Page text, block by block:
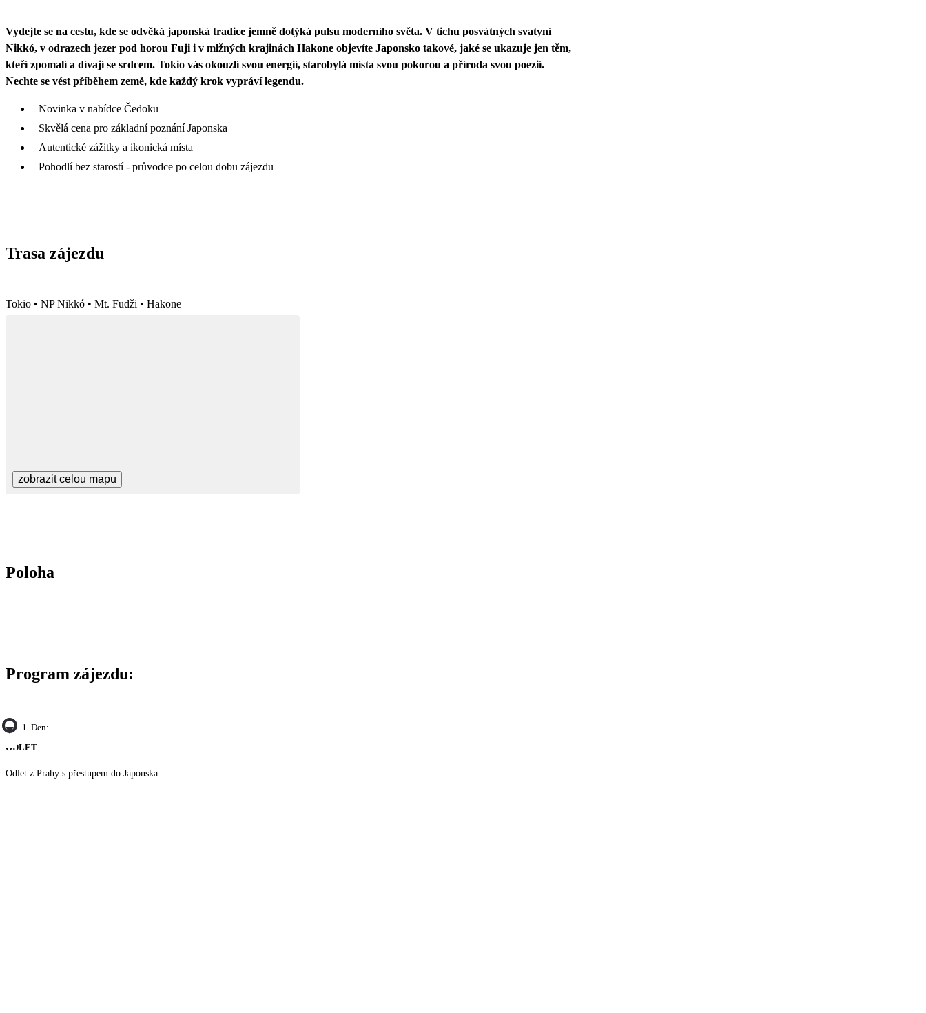
Vydejte se na cestu, kde se odvěká japonská tradice jemně dotýká pulsu moderního světa. V tichu posvátných svatyní
Nikkó, v odrazech jezer pod horou Fuji i v mlžných krajinách Hakone objevíte Japonsko takové, jaké se ukazuje jen těm,
kteří zpomalí a dívají se srdcem. Tokio vás okouzlí svou energií, starobylá místa svou pokorou a příroda svou poezií.
Nechte se vést příběhem země, kde každý krok vypráví legendu.
Novinka v nabídce Čedoku
Skvělá cena pro základní poznání Japonska
Autentické zážitky a ikonická místa
Pohodlí bez starostí - průvodce po celou dobu zájezdu
Trasa zájezdu
Tokio • NP Nikkó • Mt. Fudži • Hakone
zobrazit celou mapu
Poloha
Program zájezdu:
1. Den:
ODLET
Odlet z Prahy s přestupem do Japonska.